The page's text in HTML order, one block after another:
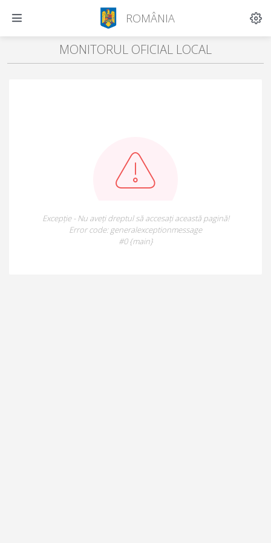
ROMÂNIA
MONITORUL OFICIAL LOCAL
Excepție - Nu aveți dreptul să accesați această pagină!
Error code: generalexceptionmessage
#0 {main}